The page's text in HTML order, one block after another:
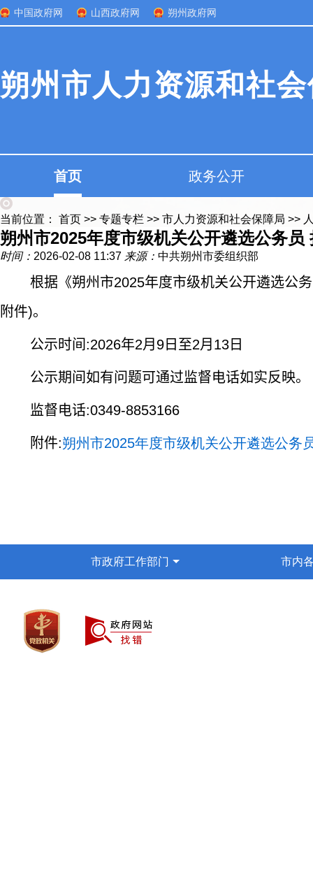
中国政府网 山西政府网 朔州政府网
朔州市人力资源和社
首页 政务公开
当前位置： 首页 >> 专题专栏 >> 市人力资源和社会保障局 >>
朔州市2025年度市级机关公开遴选公务员
时间： 2026-02-08 11:37 来源： 中共朔州市委组织部
根据《朔州市2025年度市级机关公开遴选公
附件)。
公示时间:2026年2月 9日至2月 13日
公示期间如有问题可通过监督电话如实反映。
监督电话:0349-8853166
附件:朔州市2025年度市级机关公开遴选公务
市政府工作部门 市内